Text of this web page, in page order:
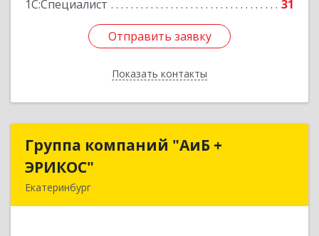
1С:Специалист
31
Отправить заявку
Показать контакты
Отправить заявку
Назад
Группа компаний "АиБ +
ЭРИКОС"
Екатеринбург
Группа компаний "АиБ +